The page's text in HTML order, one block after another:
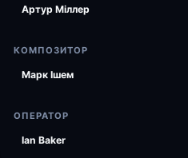
Артур Міллер
КОМПОЗИТОР
Марк Ішем
ОПЕРАТОР
Ian Baker